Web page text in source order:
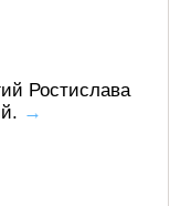
Ростислава
→